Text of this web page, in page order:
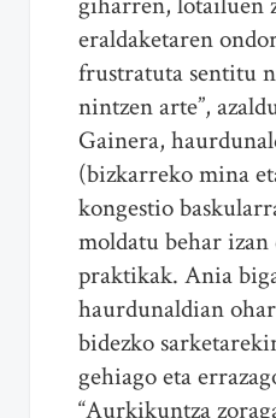
eraldaketaren
frustratuta sentitu
nintzen arte”,
Gainera,
(bizkarreko mina
kongestio
moldatu behar
praktikak. Ania
haurdunaldian
bidezko
gehiago eta
“Aurkikuntza